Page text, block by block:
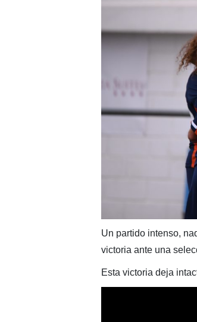
Un partido intenso,
victoria ante una
Esta victoria deja